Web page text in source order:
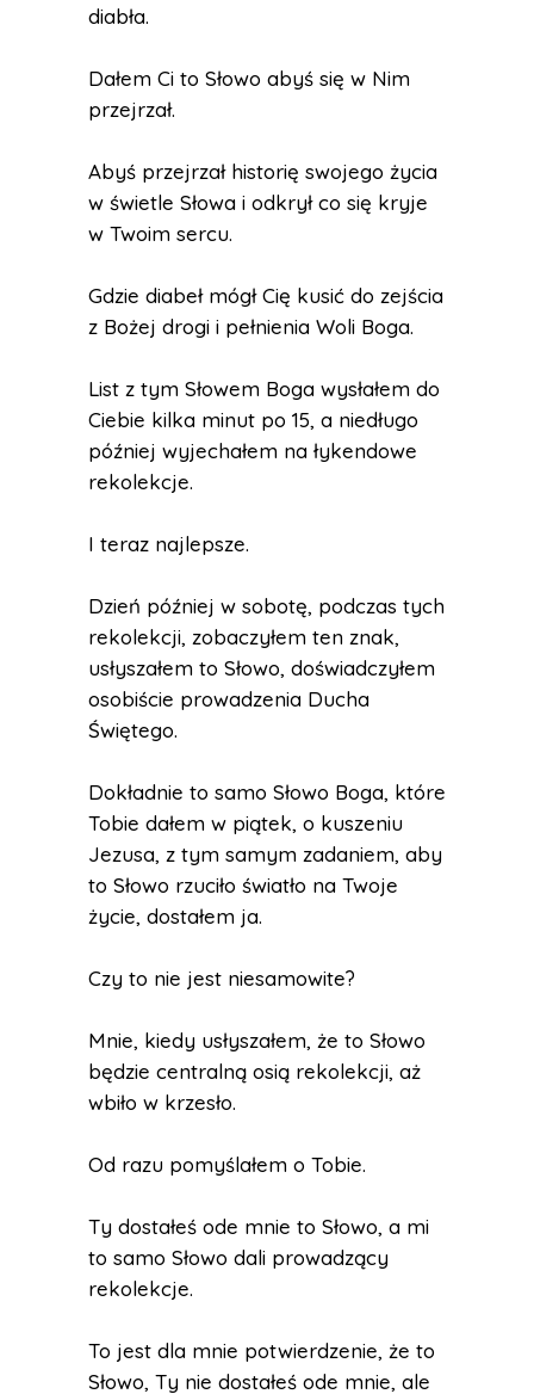
diabła.
Dałem Ci to Słowo abyś się w Nim
przejrzał.
Abyś przejrzał historię swojego życia
w świetle Słowa i odkrył co się kryje
w Twoim sercu.
Gdzie diabeł mógł Cię kusić do zejścia
z Bożej drogi i pełnienia Woli Boga.
List z tym Słowem Boga wysłałem do
Ciebie kilka minut po 15, a niedługo
później wyjechałem na łykendowe
rekolekcje.
I teraz najlepsze.
Dzień później w sobotę, podczas tych
rekolekcji, zobaczyłem ten znak,
usłyszałem to Słowo, doświadczyłem
osobiście prowadzenia Ducha
Świętego.
Dokładnie to samo Słowo Boga, które
Tobie dałem w piątek, o kuszeniu
Jezusa, z tym samym zadaniem, aby
to Słowo rzuciło światło na Twoje
życie, dostałem ja.
Czy to nie jest niesamowite?
Mnie, kiedy usłyszałem, że to Słowo
będzie centralną osią rekolekcji, aż
wbiło w krzesło.
Od razu pomyślałem o Tobie.
Ty dostałeś ode mnie to Słowo, a mi
to samo Słowo dali prowadzący
rekolekcje.
To jest dla mnie potwierdzenie, że to
Słowo, Ty nie dostałeś ode mnie, ale